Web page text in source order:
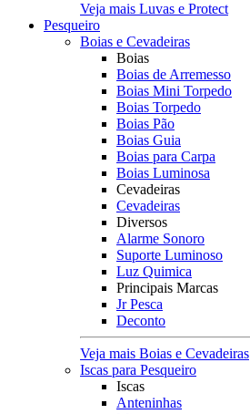
Veja mais Luvas e Protect
Pesqueiro
Boias e Cevadeiras
Boias
Boias de Arremesso
Boias Mini Torpedo
Boias Torpedo
Boias Pão
Boias Guia
Boias para Carpa
Boias Luminosa
Cevadeiras
Cevadeiras
Diversos
Alarme Sonoro
Suporte Luminoso
Luz Quimica
Principais Marcas
Jr Pesca
Deconto
Veja mais Boias e Cevadeiras
Iscas para Pesqueiro
Iscas
Anteninhas